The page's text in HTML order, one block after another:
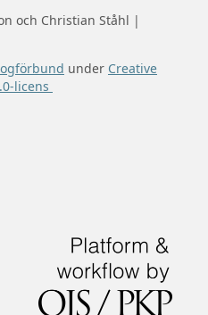
och Christian Ståhl |
under Creative
licens